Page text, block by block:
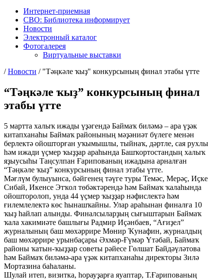
Интернет-приемная
СВО: Библиотека информирует
Новости
Электронный каталог
Фотогалерея
Виртуальные выставки
/Новости / "Тәңкәле ҡыҙ" конкурсының финал этабы үтте
“Тәңкәле ҡыҙ” конкурсының финал
этабы үтте
5 мартта халыҡ ижады үҙәгендә Баймаҡ биләмә – ара үҙәк
китапханаһы Баймаҡ районының мәҙәниәт бүлеге менән
берлектә ойошторған уҡымышлы, тыйнаҡ, дәртле, сая рухлы
һәм ижади үҫмер ҡыҙҙар араһында Башҡортостандың халыҡ
яҙыусыһы Таңсулпан Ғарипованың ижадына арналған
“Тәңкәле ҡыҙ” конкурсының финал этабы үтте.
Мәғлүм булыуынса, бәйгенең тәүге туры Темәс, Мерәҫ, Иҫке
Сибай, Икенсе Этҡол төбәктәрендә һәм Баймаҡ ҡалаһында
ойошторолоп, унда 44 үҫмер ҡыҙҙар нәфислектә һәм
ғилемлелектә көс һынашҡайны. Улар араһынан финалға 10
ҡыҙ һайлап алынды. Финалсыларҙың сығыштарын Баймаҡ
ҡала хакимиәте башлығы Радмир Иҫәнбаев, “Ағиҙел”
журналының баш мөхәррире Мөнир Ҡунафин, журналдың
баш мөхәррире урынбаҫары Әхмәр-Ғүмәр Үтәбай, Баймаҡ
районы ҡатын-ҡыҙҙар советы рәйесе Гөлшат Байдәүләтова
һәм Баймаҡ биләмә-ара үҙәк китапханаһы директоры Зилә
Мортазина баһаланы.
Шулай итеп, визитка, һорауҙарға яуаптар, Т.Ғарипованың